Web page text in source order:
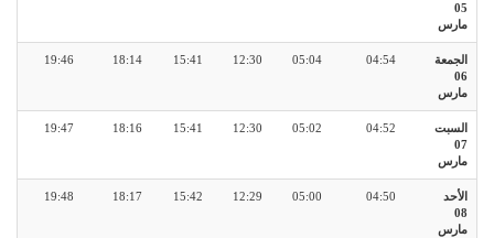
05
مارس
الجمعة
06
مارس
04:54
05:04
12:30
15:41
18:14
19:46
السبت
07
مارس
04:52
05:02
12:30
15:41
18:16
19:47
الأحد
08
مارس
04:50
05:00
12:29
15:42
18:17
19:48